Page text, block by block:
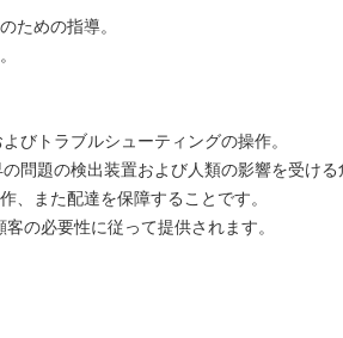
ための指導。
びトラブルシューティングの操作。
問題の検出装置および人類の影響を受け
、また配達を保障することです。
の必要性に従って提供されます。